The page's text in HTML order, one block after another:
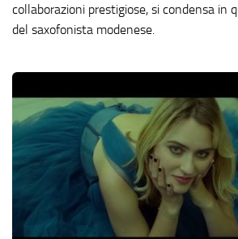
collaborazioni prestigiose, si condensa in
del saxofonista modenese.